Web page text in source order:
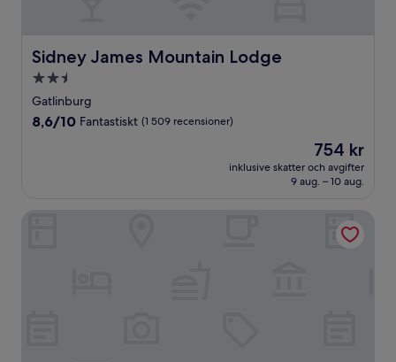
Sidney James Mountain Lodge
Sidney James Mountain Lodge
2.5-
stjärnigt
boende
Gatlinburg
8.6
8,6/10 Fantastiskt (1 509 recensioner)
Priset
är
754 kr
754 kr
inklusive skatter och avgifter
9 aug. – 10 aug.